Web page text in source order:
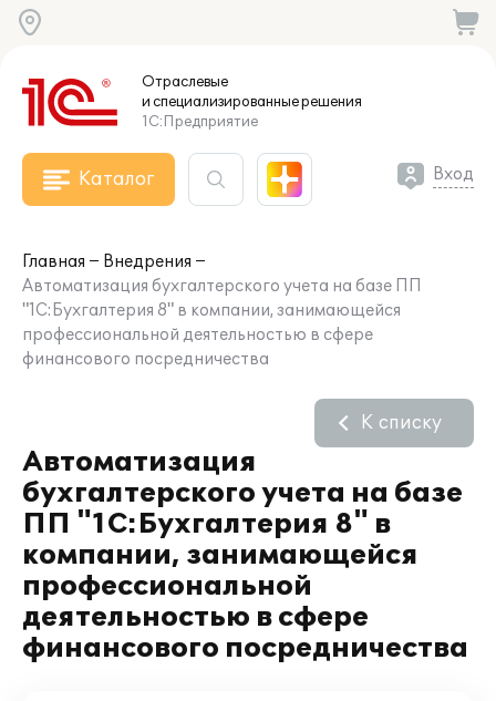
Отраслевые
и специализированныерешения
1С:Предприятие
Каталог Вход
Главная
Внедрения
Автоматизация бухгалтерского учета на базе ПП
"1С:Бухгалтерия 8" в компании, занимающейся
профессиональной деятельностью в сфере
финансового посредничества
Автоматизация
бухгалтерского учета на базе
ПП "1С:Бухгалтерия 8" в
компании, занимающейся
профессиональной
деятельностью в сфере
финансового посредничества
К списку